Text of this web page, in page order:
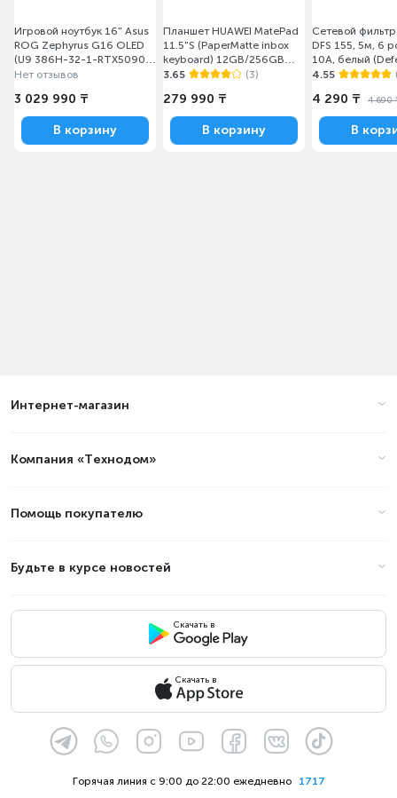
Игровой ноутбук 16" Asus
ROG Zephyrus G16 OLED
(U9 386H-32-1-RTX5090
24-W)(GU606AX-TB092W)
Нет отзывов
3 029 990 ₸
В корзину
Планшет HUAWEI MatePad
11.5"S (PaperMatte inbox
keyboard) 12GB/256GB
Gray Salinger-W29FK
3.65 (3)
279 990 ₸
В корзину
Сетевой
DFS 155, 5м, 6
10А, белый
99493)
4.55
4 290 ₸ 4 690
В
Интернет-магазин
Компания «Технодом»
Помощь покупателю
Будьте в курсе новостей
Скачать в
Скачать в
1717
Горячая линия с 9:00 до 22:00 ежедневно